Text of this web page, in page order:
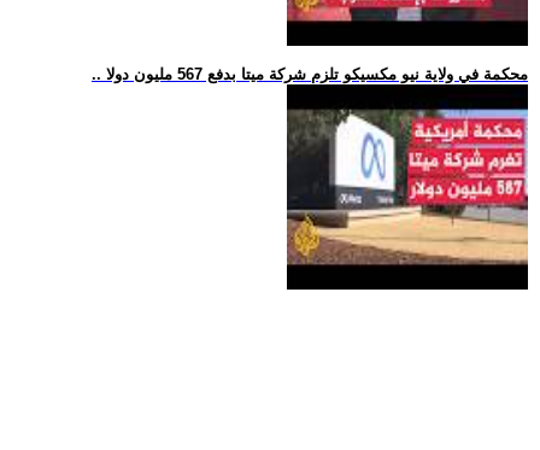
.. محكمة في ولاية نيو مكسيكو تلزم شركة ميتا بدفع 567 مليون دولا